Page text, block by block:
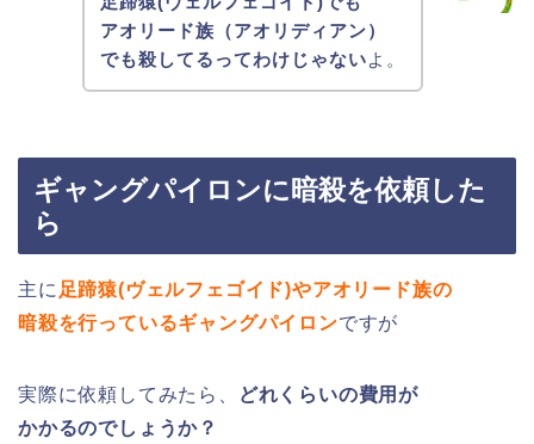
アオリード族（アオリディアン）
でも殺してるってわけじゃないよ。
ギャングパイロンに暗殺を依頼した
ら
主に 足蹄猿(ヴェルフェゴイド)やアオリード族の
暗殺を行っているギャングパイロンですが
実際に依頼してみたら、
どれくらいの費用が
かかるのでしょうか？